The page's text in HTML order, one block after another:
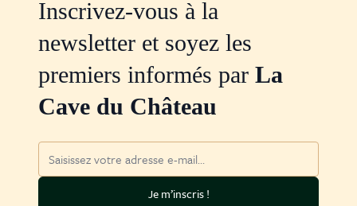
Inscrivez-vous à la
newsletter et soyez les
premiers informés par La
Cave du Château
Je m’inscris !